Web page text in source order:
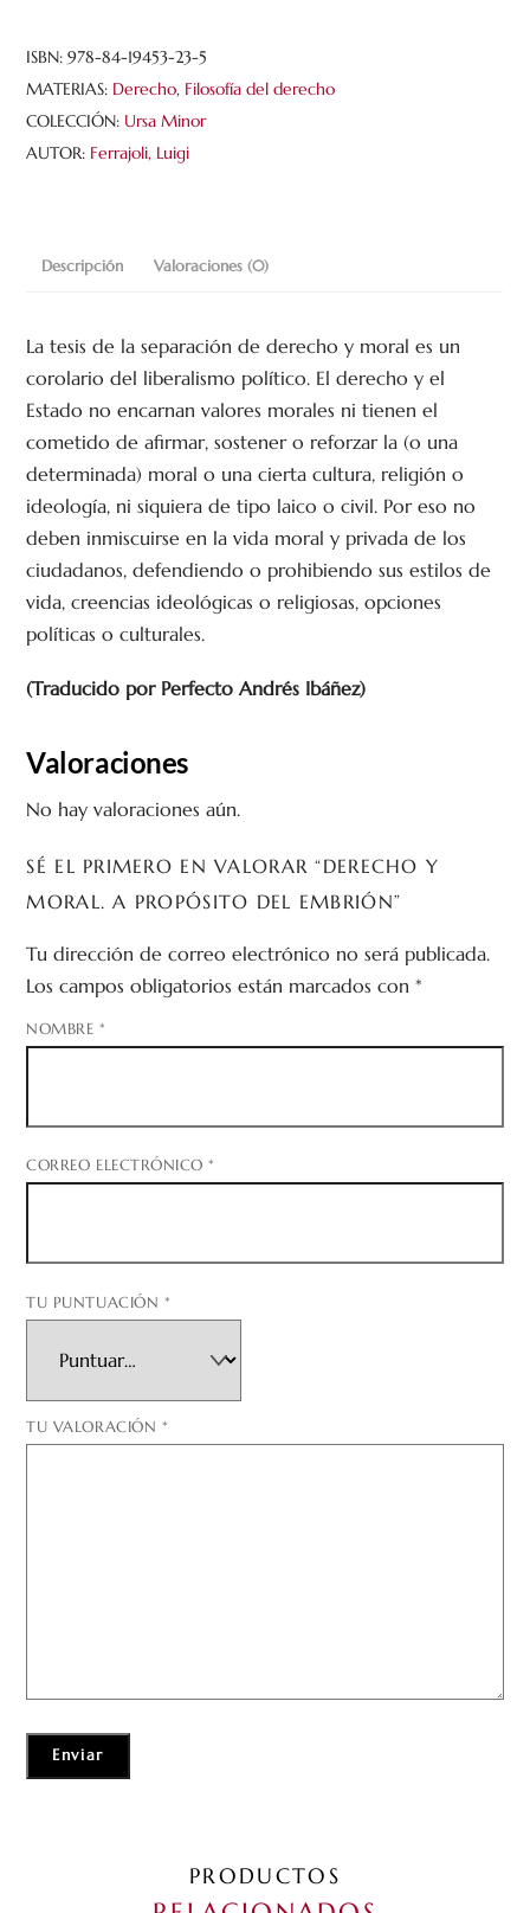
del
embrión
cantidad
ISBN:978-84-19453-23-5
MATERIAS: Derecho, Filosofía del derecho
COLECCIÓN: Ursa Minor
AUTOR: Ferrajoli, Luigi
Descripción Valoraciones (0)
La tesis de la separación de derecho y moral es un
corolario del liberalismo político. El derecho y el
Estado no encarnan valores morales ni tienen el
cometido de afirmar, sostener o reforzar la (o una
determinada) moral o una cierta cultura, religión o
ideología, ni siquiera de tipo laico o civil. Por eso no
deben inmiscuirse en la vida moral y privada de los
ciudadanos, defendiendo o prohibiendo sus estilos de
vida, creencias ideológicas o religiosas, opciones
políticas o culturales.
(Traducido por Perfecto Andrés Ibáñez)
Valoraciones
No hay valoraciones aún.
SÉ EL PRIMERO EN VALORAR “DERECHO Y
MORAL. A PROPÓSITO DEL EMBRIÓN”
Tu dirección de correo electrónico no será publicada.
Los campos obligatorios están marcados con*
NOMBRE *
CORREO ELECTRÓNICO*
TU PUNTUACIÓN *
TU VALORACIÓN *
PRODUCTOS